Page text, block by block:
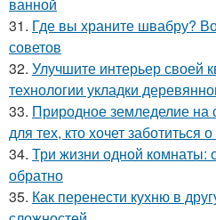
31. Где вы храните швабру?
советов
32. Улучшите интерьер своей
технологии укладки
33. Природное земледелие на
для тех, кто хочет заботиться
34. Три жизни одной комнаты:
обратно
35. Как перенести кухню в